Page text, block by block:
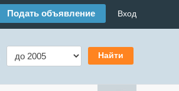
Подать объявление Вход